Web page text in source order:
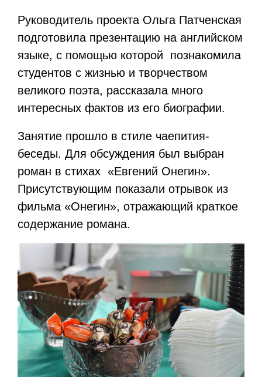
Руководитель проекта Ольга Патченская
подготовила презентацию на английском
языке, с помощью которой познакомила
студентов с жизнью и творчеством
великого поэта, рассказала много
интересных фактов из его биографии.
Занятие прошло в стиле чаепития-
беседы. Для обсуждения был выбран
роман в стихах «Евгений Онегин».
Присутствующим показали отрывок из
фильма «Онегин», отражающий краткое
содержание романа.